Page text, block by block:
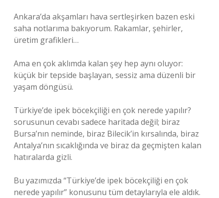
Ankara’da akşamları hava sertleşirken bazen eski
saha notlarıma bakıyorum. Rakamlar, şehirler,
üretim grafikleri…
Ama en çok aklımda kalan şey hep aynı oluyor:
küçük bir tepside başlayan, sessiz ama düzenli bir
yaşam döngüsü.
Türkiye’de ipek böcekçiliği en çok nerede yapılır?
sorusunun cevabı sadece haritada değil; biraz
Bursa’nın neminde, biraz Bilecik’in kırsalında, biraz
Antalya’nın sıcaklığında ve biraz da geçmişten kalan
hatıralarda gizli.
Bu yazımızda “Türkiye’de ipek böcekçiliği en çok
nerede yapılır” konusunu tüm detaylarıyla ele aldık.